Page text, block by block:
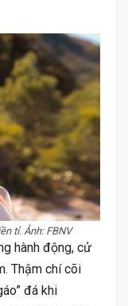
tỉ. Ảnh: FBNV
hành động, cử
Thậm chí cõi
đá khi